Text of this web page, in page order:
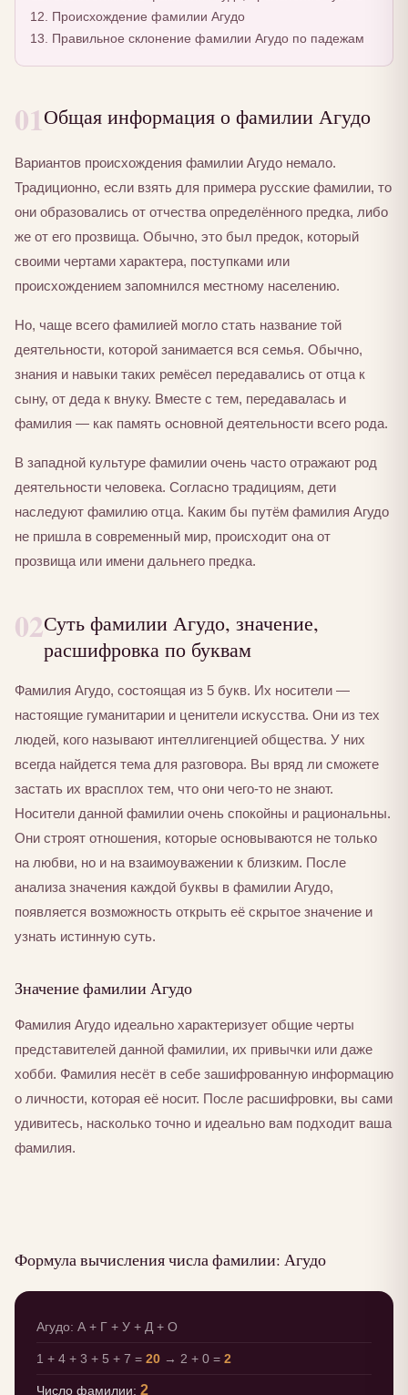
Происхождение фамилии Агудо
Правильное склонение фамилии Агудо по падежам
01Общая информация о фамилии Агудо
Вариантов происхождения фамилии Агудо немало.
Традиционно, если взять для примера русские фамилии, то
они образовались от отчества определённого предка, либо
же от его прозвища. Обычно, это был предок, который
своими чертами характера, поступками или
происхождением запомнился местному населению.
Но, чаще всего фамилией могло стать название той
деятельности, которой занимается вся семья. Обычно,
знания и навыки таких ремёсел передавались от отца к
сыну, от деда к внуку. Вместе с тем, передавалась и
фамилия — как память основной деятельности всего рода.
В западной культуре фамилии очень часто отражают род
деятельности человека. Согласно традициям, дети
наследуют фамилию отца. Каким бы путём фамилия Агудо
не пришла в современный мир, происходит она от
прозвища или имени дальнего предка.
02Суть фамилии Агудо, значение,
расшифровка по буквам
Фамилия Агудо, состоящая из 5 букв. Их носители —
настоящие гуманитарии и ценители искусства. Они из тех
людей, кого называют интеллигенцией общества. У них
всегда найдется тема для разговора. Вы вряд ли сможете
застать их врасплох тем, что они чего-то не знают.
Носители данной фамилии очень спокойны и рациональны.
Они строят отношения, которые основываются не только
на любви, но и на взаимоуважении к близким. После
анализа значения каждой буквы в фамилии Агудо,
появляется возможность открыть её скрытое значение и
узнать истинную суть.
Значение фамилии Агудо
Фамилия Агудо идеально характеризует общие черты
представителей данной фамилии, их привычки или даже
хобби. Фамилия несёт в себе зашифрованную информацию
о личности, которая её носит. После расшифровки, вы сами
удивитесь, насколько точно и идеально вам подходит ваша
фамилия.
Формула вычисления числа фамилии: Агудо
Агудо: А + Г + У + Д + О
1 + 4 + 3 + 5 + 7 = 20 → 2 + 0 = 2
Число фамилии: 2